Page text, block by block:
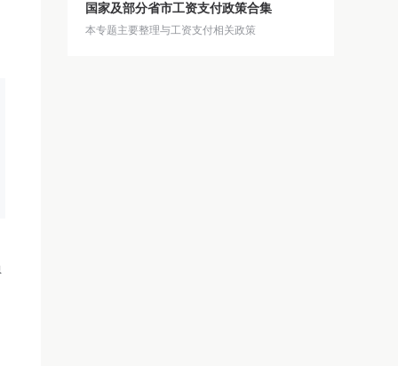
国家及部分省市工资支付政策合集
本专题主要整理与工资支付相关政策